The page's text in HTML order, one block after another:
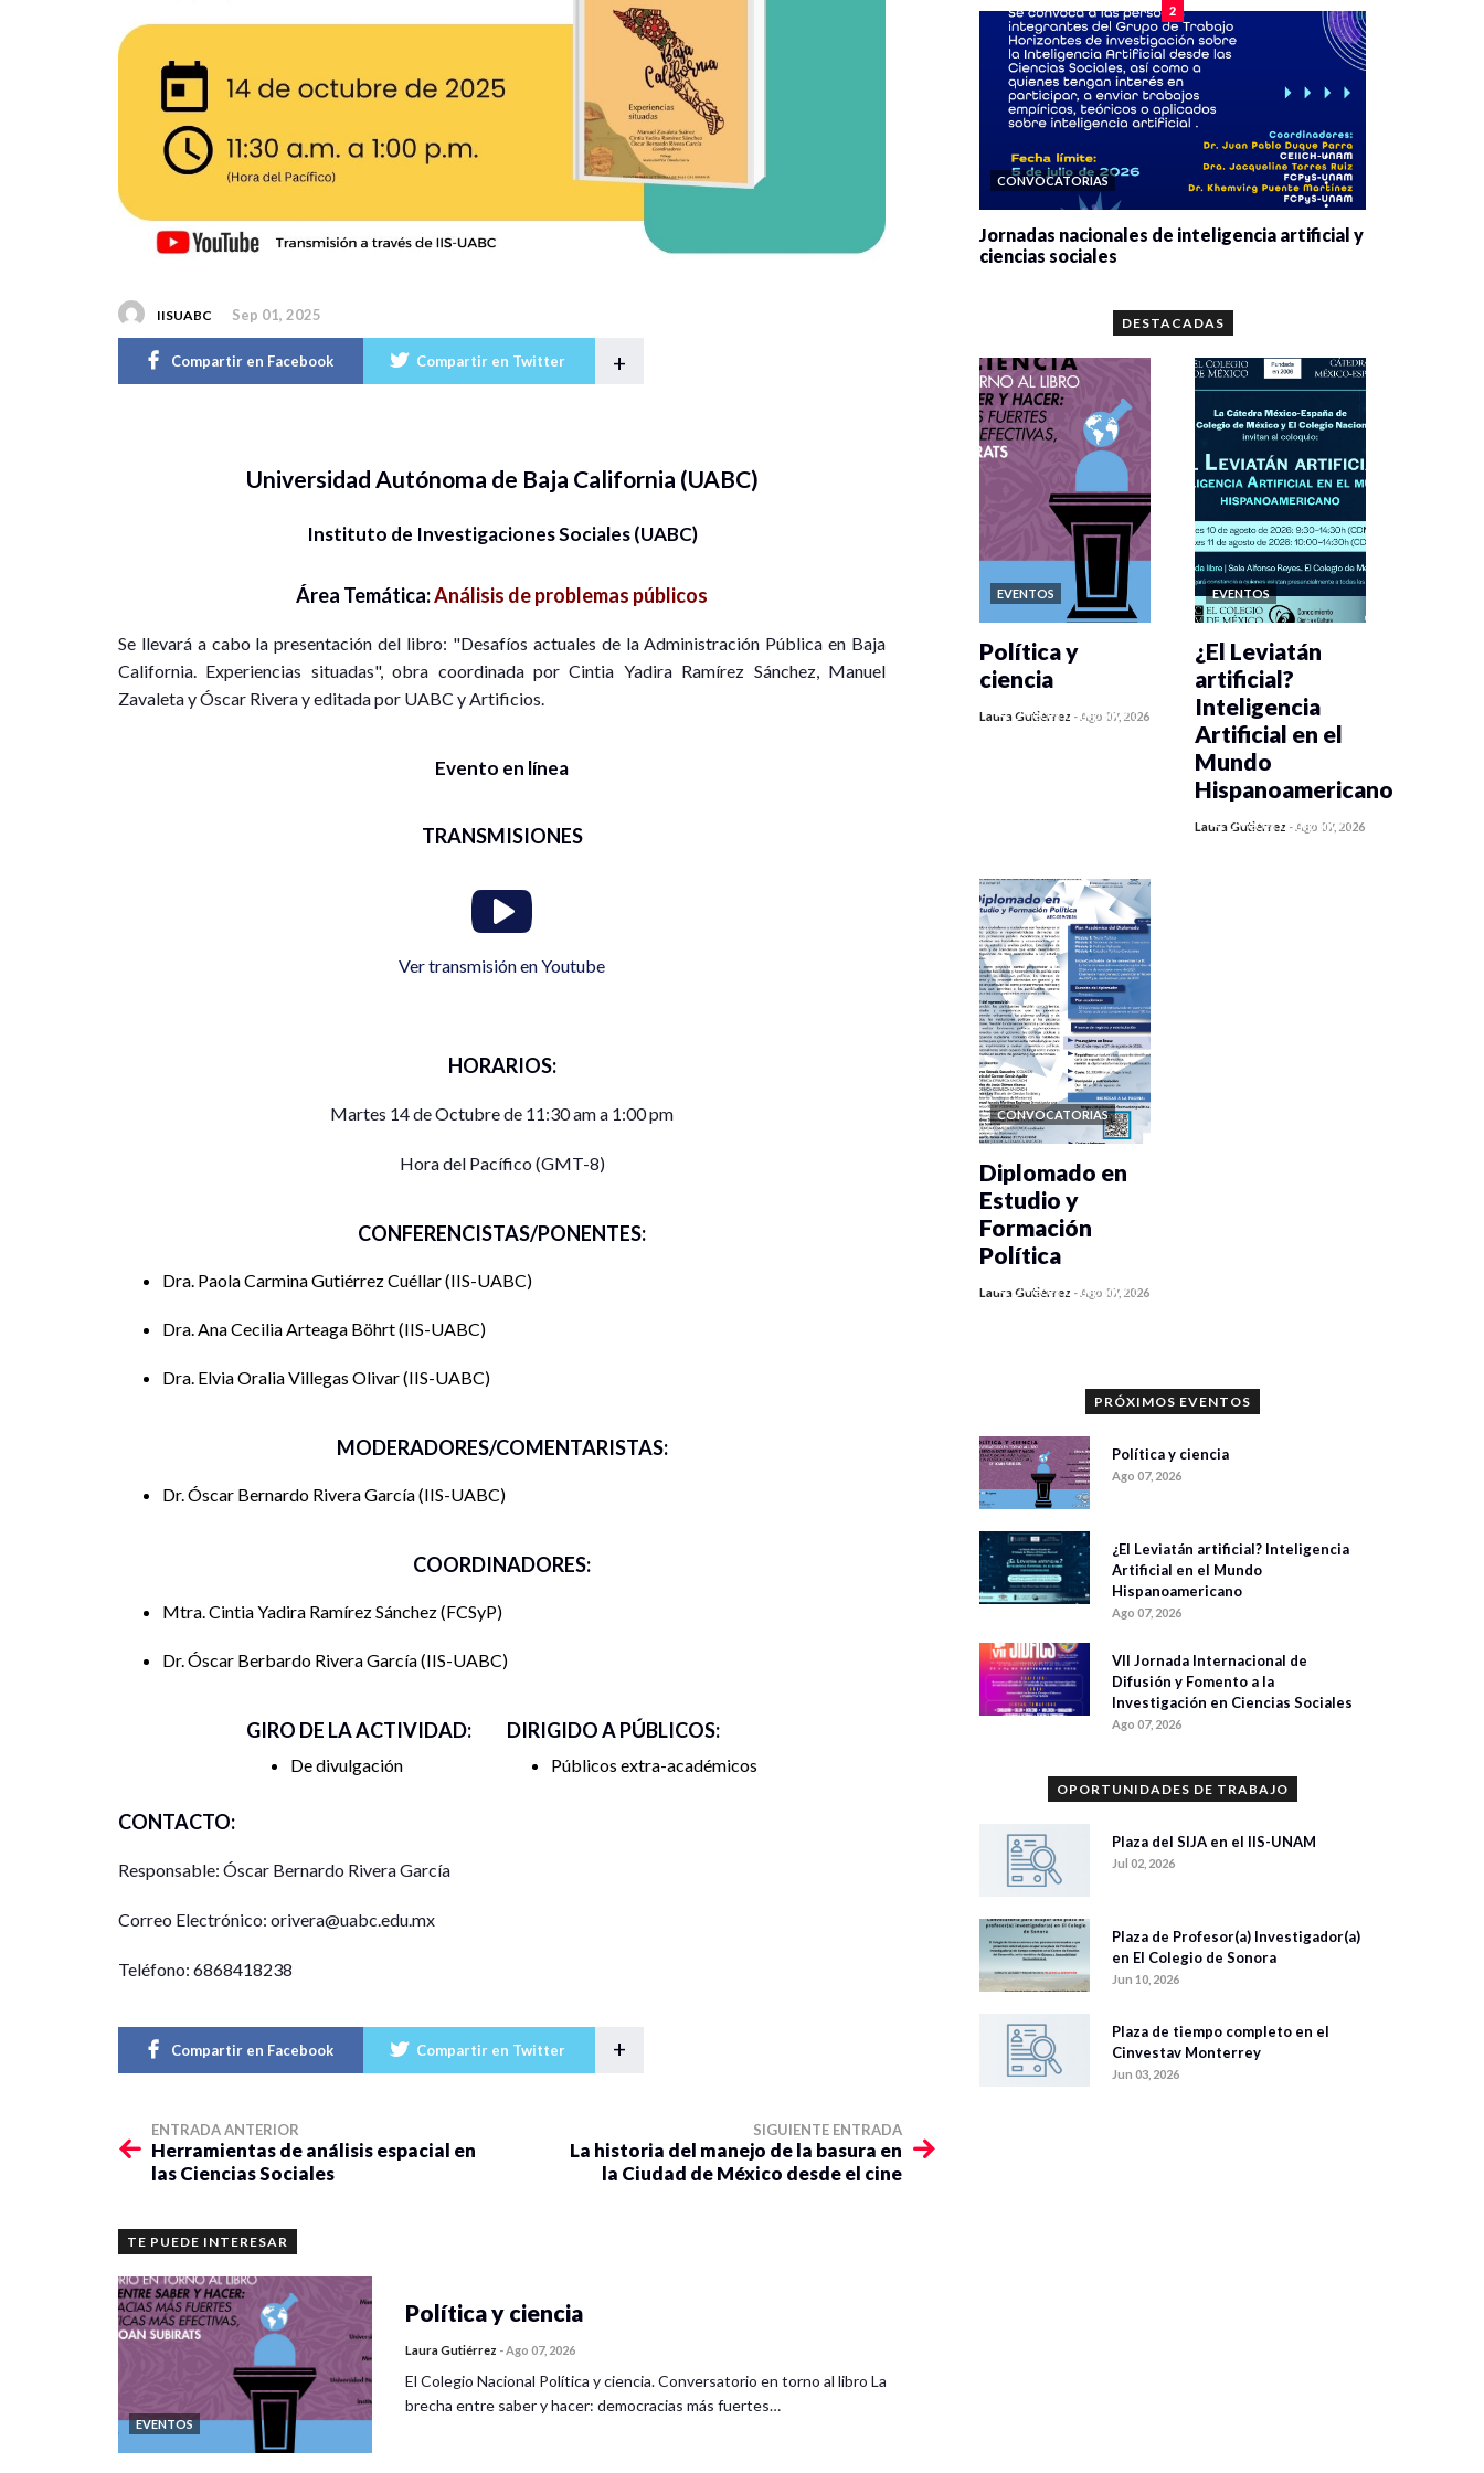
IISUABC Sep 01, 2025
Compartir en Facebook Compartir en Twitter +
Universidad Autónoma de Baja California (UABC)
Instituto de Investigaciones Sociales (UABC)
Área Temática:Análisis de problemas públicos
Se llevará a cabo la presentación del libro: "Desafíos actuales de la Administración Pública en Baja
California. Experiencias situadas", obra coordinada por Cintia Yadira Ramírez Sánchez, Manuel
Zavaleta y Óscar Rivera y editada por UABC y Artificios.
Evento en línea
TRANSMISIONES
Ver transmisión en Youtube
HORARIOS:
Martes 14 de Octubre de 11:30 am a 1:00 pm
Hora del Pacífico (GMT-8)
CONFERENCISTAS/PONENTES:
Dra. Paola Carmina Gutiérrez Cuéllar IIS-UABC
Dra. Ana Cecilia Arteaga Böhrt IIS-UABC
Dra. Elvia Oralia Villegas Olivar IIS-UABC
MODERADORES/COMENTARISTAS:
Dr. Óscar Bernardo Rivera García IIS-UABC
COORDINADORES:
Mtra. Cintia Yadira Ramírez Sánchez FCSyP
Dr. Óscar Berbardo Rivera García IIS-UABC
GIRO DE LA ACTIVIDAD:
De divulgación
DIRIGIDO A PÚBLICOS:
Públicos extra-académicos
CONTACTO:
Responsable: Óscar Bernardo Rivera García
Correo Electrónico: orivera@uabc.edu.mx
Teléfono: 6868418238
Compartir en Facebook Compartir en Twitter +
ENTRADA ANTERIOR
Herramientas de análisis espacial en
las Ciencias Sociales
SIGUIENTE ENTRADA
La historia del manejo de la basura en
la Ciudad de México desde el cine
TE PUEDE INTERESAR
EVENTOS
Política y ciencia
Laura Gutiérrez -Ago 07, 2026
El Colegio Nacional Política y ciencia. Conversatorio en torno al libro La
brecha entre saber y hacer: democracias más fuertes…
2
CONVOCATORIAS
Jornadas nacionales de inteligencia artificial y
ciencias sociales
DESTACADAS
EVENTOS
0 veces compartido
Política y
ciencia
Laura Gutiérrez -Ago 07, 2026
EVENTOS
0 veces compartido
¿El Leviatán
artificial?
Inteligencia
Artificial en el
Mundo
Hispanoamericano
Laura Gutiérrez -Ago 07, 2026
CONVOCATORIAS
0 veces compartido
Diplomado en
Estudio y
Formación
Política
Laura Gutiérrez -Ago 07, 2026
PRÓXIMOS EVENTOS
Política y ciencia
Ago 07, 2026
¿El Leviatán artificial? Inteligencia
Artificial en el Mundo
Hispanoamericano
Ago 07, 2026
VII Jornada Internacional de
Difusión y Fomento a la
Investigación en Ciencias Sociales
Ago 07, 2026
OPORTUNIDADES DE TRABAJO
Plaza del SIJA en el IIS-UNAM
Jul 02, 2026
Plaza de Profesor(a) Investigador(a)
en El Colegio de Sonora
Jun 10, 2026
Plaza de tiempo completo en el
Cinvestav Monterrey
Jun 03, 2026